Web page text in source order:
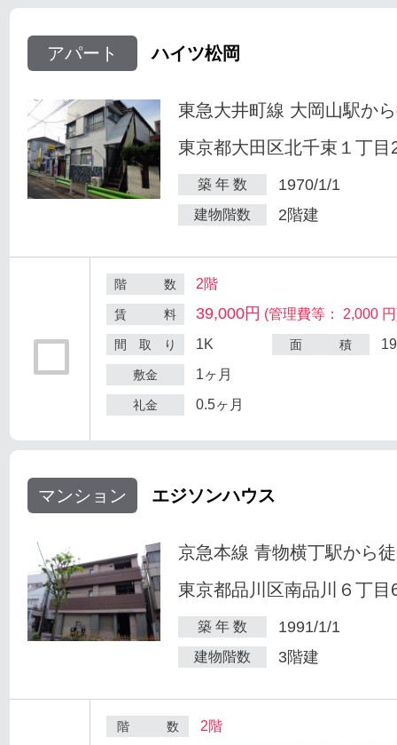
アパート ハイツ松岡
東急大井町線 大岡山駅か
東京都大田区北千束１丁目
築 年 数 1970/1/1
建物階数 2階建
階 数 2階
賃 料 39,000円 (管理費等： 2,000
間 取 り 1K 面 積
敷金 1ヶ月
礼金 0.5ヶ月
マンション エジソンハウス
京急本線 青物横丁駅から
東京都品川区南品川６丁目
築 年 数 1991/1/1
建物階数 3階建
階 数 2階